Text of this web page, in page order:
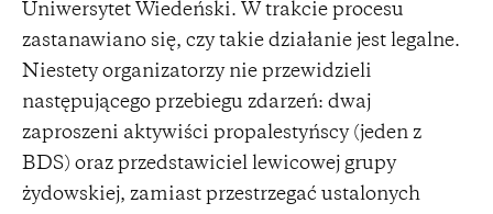
Uniwersytet Wiedeński. W trakcie procesu
zastanawiano się, czy takie działanie jest legalne.
Niestety organizatorzy nie przewidzieli
następującego przebiegu zdarzeń: dwaj
zaproszeni aktywiści propalestyńscy (jeden z
BDS) oraz przedstawiciel lewicowej grupy
żydowskiej, zamiast przestrzegać ustalonych